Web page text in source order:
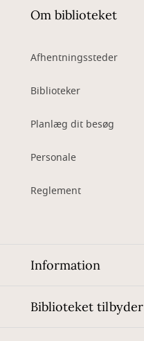
Om biblioteket
Afhentningssteder
Biblioteker
Planlæg dit besøg
Personale
Reglement
Information
Biblioteket tilbyder